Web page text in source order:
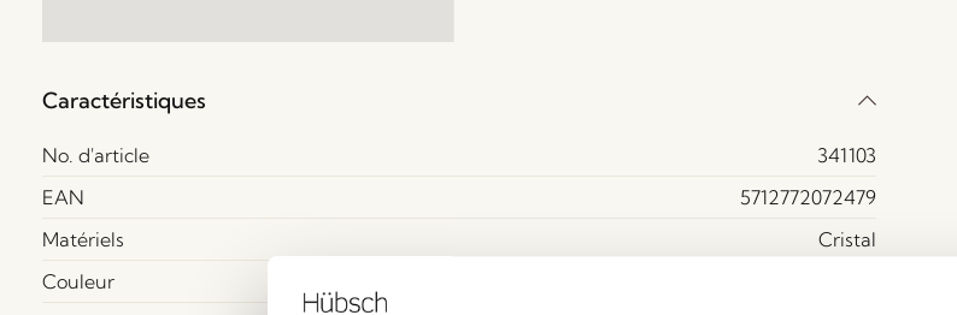
Caractéristiques
No. d'article
341103
EAN
5712772072479
Matériels
Cristal
Couleur